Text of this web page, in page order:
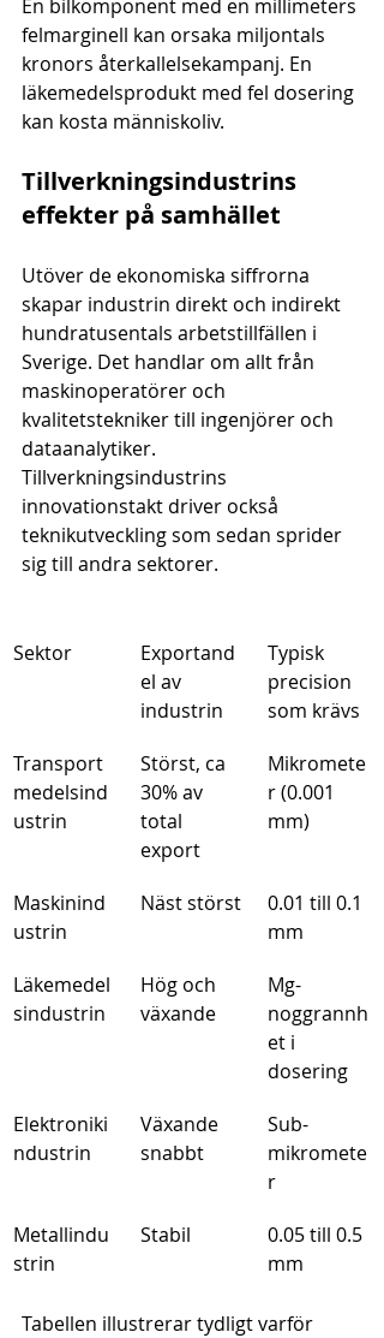
En bilkomponent med en millimeters
felmarginell kan orsaka miljontals
kronors återkallelsekampanj. En
läkemedelsprodukt med fel dosering
kan kosta människoliv.
Tillverkningsindustrins
effekter på samhället
Utöver de ekonomiska siffrorna
skapar industrin direkt och indirekt
hundratusentals arbetstillfällen i
Sverige. Det handlar om allt från
maskinoperatörer och
kvalitetstekniker till ingenjörer och
dataanalytiker.
Tillverkningsindustrins
innovationstakt driver också
teknikutveckling som sedan sprider
sig till andra sektorer.
Sektor
Exportand
el av
industrin
Typisk
precision
som krävs
Transport
medelsind
ustrin
Störst, ca
30% av
total
export
Mikromete
r (0.001
mm)
Maskinind
ustrin
Näst störst
0.01 till 0.1
mm
Läkemedel
sindustrin
Hög och
växande
Mg-
noggrannh
et i
dosering
Elektroniki
ndustrin
Växande
snabbt
Sub-
mikromete
r
Metallindu
strin
Stabil
0.05 till 0.5
mm
Tabellen illustrerar tydligt varför